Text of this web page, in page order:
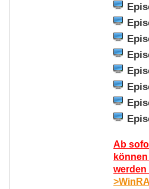
Ab
werden